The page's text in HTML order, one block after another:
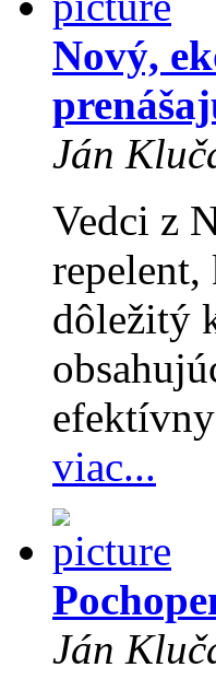
Nový,
Ján
Vedci z
dôležitý
viac...
Ján